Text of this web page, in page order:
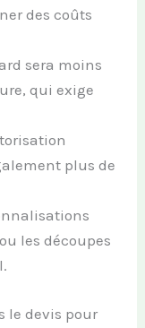
des coûts
sera moins
qui exige
plus de
les découpes
le devis pour